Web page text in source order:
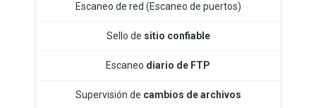
Escaneo de red (Escaneo de puertos)
Sello de sitio confiable
Escaneo diario de FTP
Supervisión de cambios de archivos